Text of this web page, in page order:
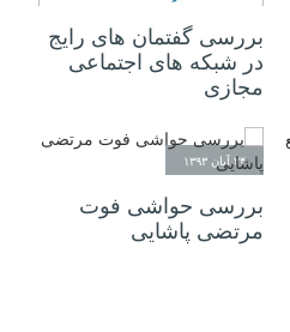
بررسی گفتمان های رایج
در شبکه های اجتماعی
مجازی
۲۴ آبان ۱۳۹۳
بررسی حواشی فوت
مرتضی پاشایی